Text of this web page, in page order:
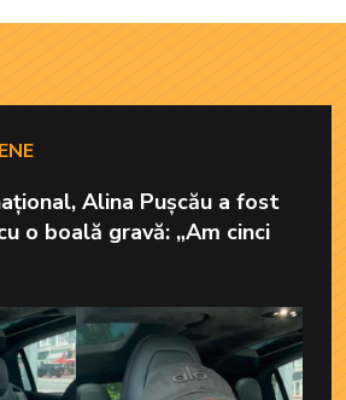
Alina Pușcău a fost
o boală gravă: „Am cinci